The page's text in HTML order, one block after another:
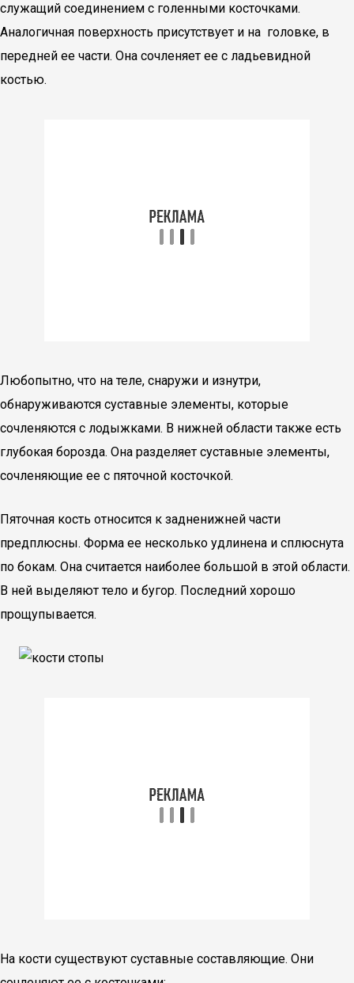
служащий соединением с голенными косточками.
Аналогичная поверхность присутствует и на головке, в
передней ее части. Она сочленяет ее с ладьевидной
костью.
Любопытно, что на теле, снаружи и изнутри,
обнаруживаются суставные элементы, которые
сочленяются с лодыжками. В нижней области также есть
глубокая борозда. Она разделяет суставные элементы,
сочленяющие ее с пяточной косточкой.
Пяточная кость относится к задненижней части
предплюсны. Форма ее несколько удлинена и сплюснута
по бокам. Она считается наиболее большой в этой области.
В ней выделяют тело и бугор. Последний хорошо
прощупывается.
На кости существуют суставные составляющие. Они